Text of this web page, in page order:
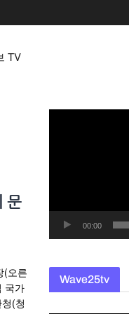
TV
문
(오른
국가
(청
00:00
Wave25tv